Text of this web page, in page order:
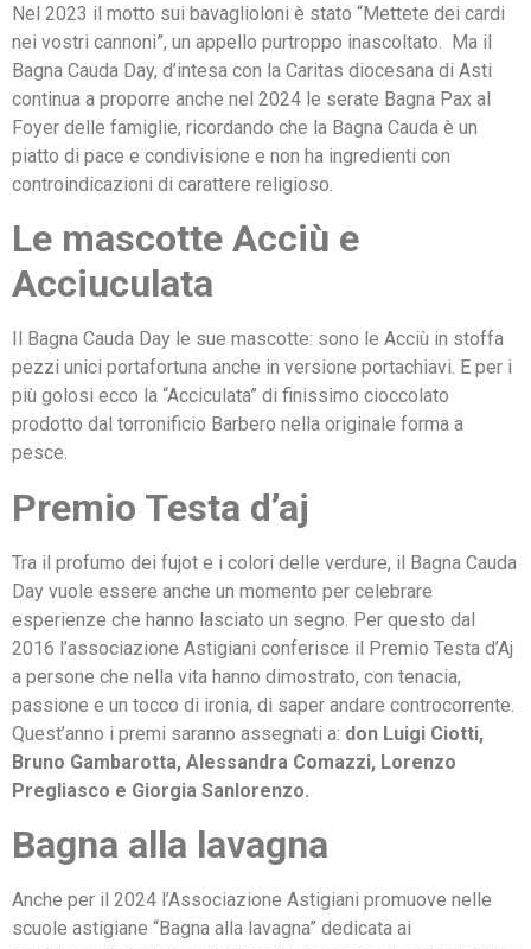
Nel 2023 il motto sui bavaglioloni è stato “Mettete dei cardi
nei vostri cannoni”, un appello purtroppo inascoltato. Ma il
Bagna Cauda Day, d’intesa con la Caritas diocesana di Asti
continua a proporre anche nel 2024 le serate Bagna Pax al
Foyer delle famiglie, ricordando che la Bagna Cauda è un
piatto di pace e condivisione e non ha ingredienti con
controindicazioni di carattere religioso.
Le mascotte Acciù e
Acciuculata
Il Bagna Cauda Day le sue mascotte: sono le Acciù in stoffa
pezzi unici portafortuna anche in versione portachiavi. E per i
più golosi ecco la “Acciculata” di finissimo cioccolato
prodotto dal torronificio Barbero nella originale forma a
pesce.
Premio Testa d’aj
Tra il profumo dei fujot e i colori delle verdure, il Bagna Cauda
Day vuole essere anche un momento per celebrare
esperienze che hanno lasciato un segno. Per questo dal
2016 l’associazione Astigiani conferisce il Premio Testa d’Aj
a persone che nella vita hanno dimostrato, con tenacia,
passione e un tocco di ironia, di saper andare controcorrente.
Quest’anno i premi saranno assegnati a: don Luigi Ciotti,
Bruno Gambarotta, Alessandra Comazzi, Lorenzo
Pregliasco e Giorgia Sanlorenzo.
Bagna alla lavagna
Anche per il 2024 l’Associazione Astigiani promuove nelle
scuole astigiane “Bagna alla lavagna” dedicata ai